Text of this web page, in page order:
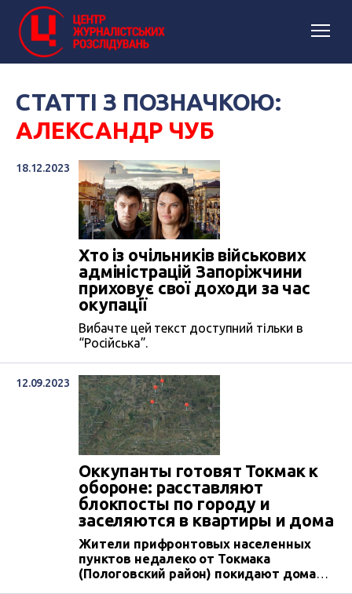
СТАТТІ З ПОЗНАЧКОЮ:
АЛЕКСАНДР ЧУБ
18.12.2023
Хто із очільників військових
адміністрацій Запоріжчини
приховує свої доходи за час
окупації
Вибачте цей текст доступний тільки в
“Російська”.
12.09.2023
Оккупанты готовят Токмак к
обороне: расставляют
блокпосты по городу и
заселяются в квартиры и дома
Жители прифронтовых населенных
пунктов недалеко от Токмака
(Пологовский район) покидают дома